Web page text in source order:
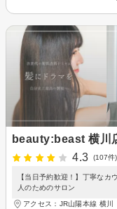
beauty:beast 横川
4.3
(107件)
【当日予約歓迎！】丁寧なカ
人のためのサロン
アクセス：JR山陽本線 横川